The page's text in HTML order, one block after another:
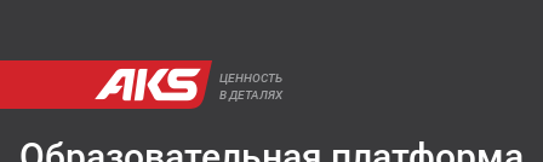
ЦЕННОСТЬ
В ДЕТАЛЯХ